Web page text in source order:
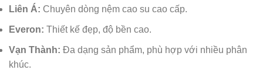
Liên Á: Chuyên dòng nệm cao su cao cấp.
Everon: Thiết kế đẹp, độ bền cao.
Vạn Thành: Đa dạng sản phẩm, phù hợp với nhiều phân
khúc.